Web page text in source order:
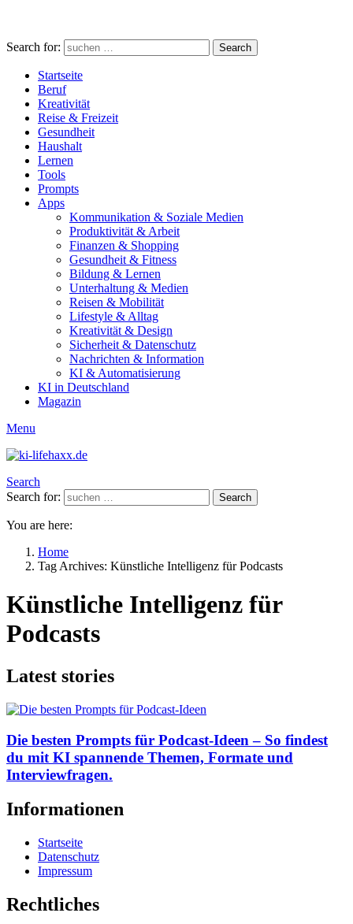
Search for: Search
Startseite
Beruf
Kreativität
Reise & Freizeit
Gesundheit
Haushalt
Lernen
Tools
Prompts
Apps
Kommunikation & Soziale Medien
Produktivität & Arbeit
Finanzen & Shopping
Gesundheit & Fitness
Bildung & Lernen
Unterhaltung & Medien
Reisen & Mobilität
Lifestyle & Alltag
Kreativität & Design
Sicherheit & Datenschutz
Nachrichten & Information
KI & Automatisierung
KI in Deutschland
Magazin
Menu
Search
Search for:
Search
You are here:
Home
Tag Archives: Künstliche Intelligenz für Podcasts
Künstliche Intelligenz für
Podcasts
Latest stories
Die besten Prompts für Podcast-Ideen – So findest
du mit KI spannende Themen, Formate und
Interviewfragen.
Informationen
Startseite
Datenschutz
Impressum
Rechtliches